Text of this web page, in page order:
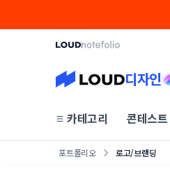
디자인
카테고리 콘테스트
포트폴리오 로고/브랜딩